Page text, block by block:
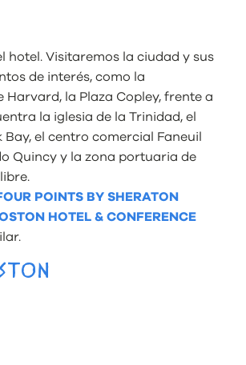
hotel. Visitaremos la ciudad y sus
de interés, como la
Harvard, la Plaza Copley, frente a
la iglesia de la Trinidad, el
Bay, el centro comercial Faneuil
Quincy y la zona portuaria de
POINTS BY SHERATON
HOTEL & CONFERENCE